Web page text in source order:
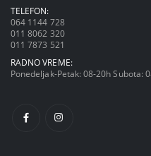
TELEFON:
064 1144 728
011 8062 320
011 7873 521
RADNO VREME:
Ponedeljak-Petak: 08-20h Subota: